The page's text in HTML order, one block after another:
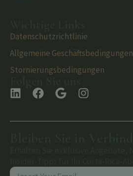
Datenschutzrichtlinie
Allgemeine Geschäftsbedingungen
Stornierungsbedingungen